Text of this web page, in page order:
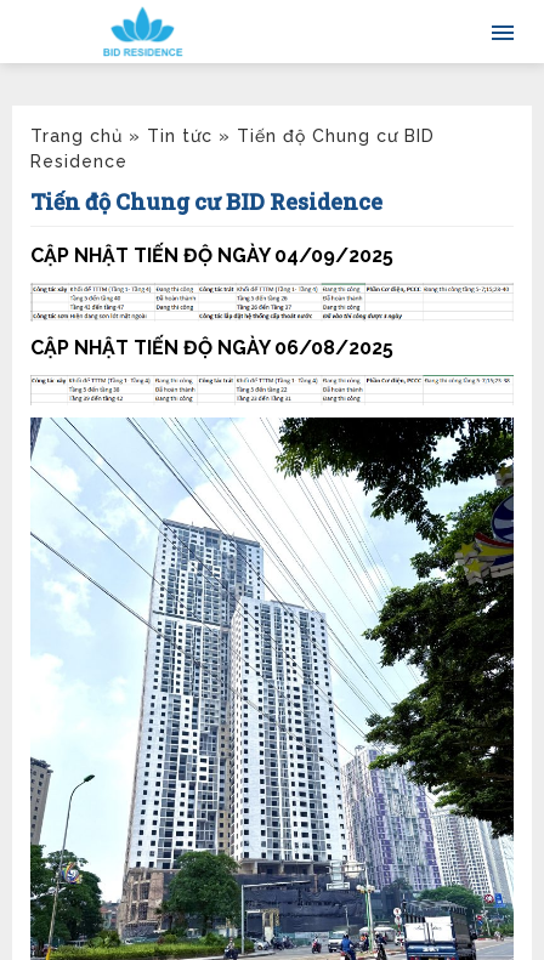
Trang chủ » Tin tức » Tiến độ Chung cư BID
Residence
Tiến độ Chung cư BID Residence
CẬP NHẬT TIẾN ĐỘ NGÀY 04/09/2025
CẬP NHẬT TIẾN ĐỘ NGÀY 06/08/2025